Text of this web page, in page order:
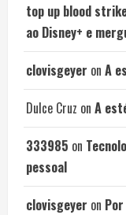
top up blood
ao Disney+ e
clovisgeyer on A
Dulce Cruz on A
333985 on
pessoal
clovisgeyer on